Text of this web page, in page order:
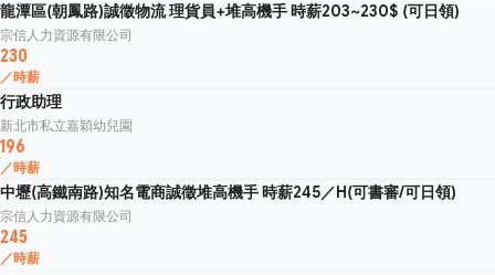
龍潭區(朝鳳路)誠徵物流 理貨員+堆高機手 時薪203~230$ (可日領)
宗信人力資源有限公司
230
／時薪
行政助理
新北市私立嘉穎幼兒園
196
／時薪
中壢(高鐵南路)知名電商誠徵堆高機手 時薪245／H(可書審/可日領)
宗信人力資源有限公司
245
／時薪